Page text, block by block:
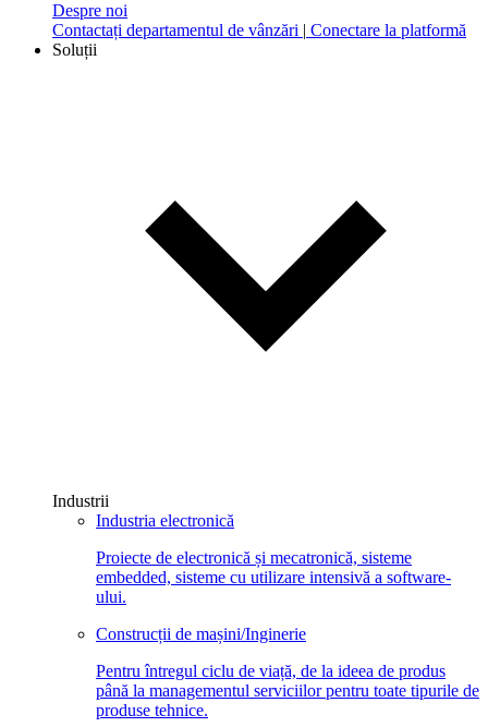
Despre noi
Contactați departamentul de vânzări | Conectare la platformă
Soluții
Industrii
Industria electronică
Proiecte de electronică și mecatronică, sisteme
embedded, sisteme cu utilizare intensivă a software-
ului.
Construcții de mașini/Inginerie
Pentru întregul ciclu de viață, de la ideea de produs
până la managementul serviciilor pentru toate tipurile de
produse tehnice.